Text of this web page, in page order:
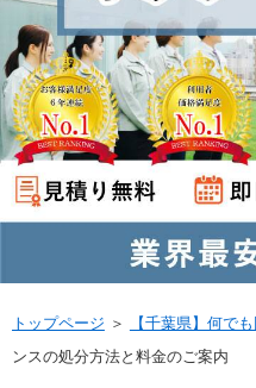
トップページ ＞ 【千葉県】何で
ンスの処分方法と料金のご案内